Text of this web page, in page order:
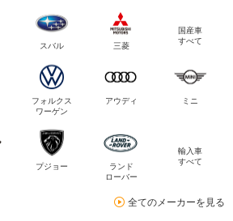
スバル 三菱
国産車
すべて
フォルクス
ワーゲン
アウディ ミニ
プジョー
ランド
ローバー
輸入車
すべて
全てのメーカーを見る